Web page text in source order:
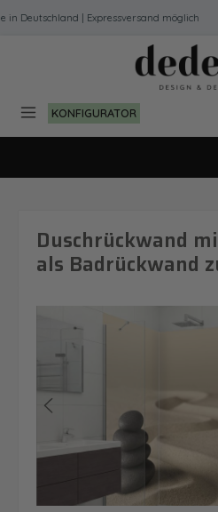
Zum Hauptinhalt springen
Deutschland | Expressversand möglich
KONFIGURATOR
Duschrückwand
als Badrückwand